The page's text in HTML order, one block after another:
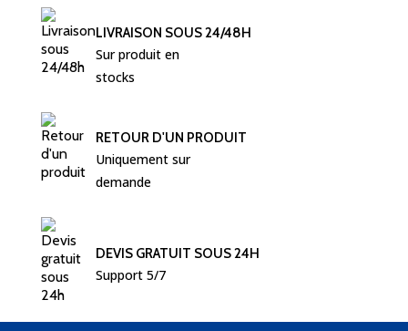
LIVRAISON SOUS 24/48H
Sur produit en
stocks
RETOUR D'UN PRODUIT
Uniquement sur
demande
DEVIS GRATUIT SOUS 24H
Support 5/7